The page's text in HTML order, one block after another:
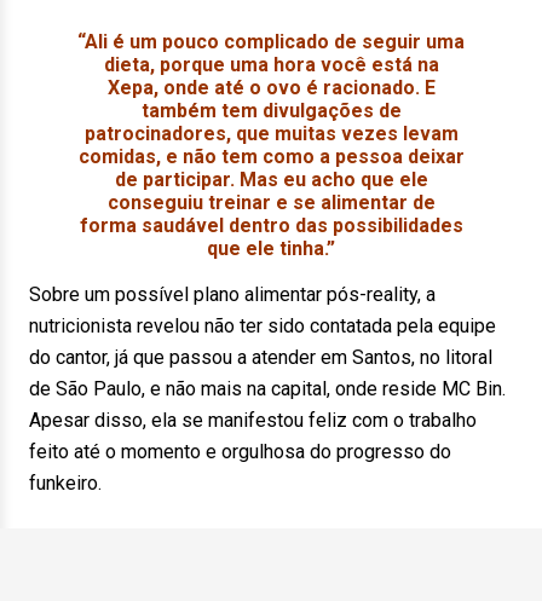
“Ali é um pouco complicado de seguir uma
dieta, porque uma hora você está na
Xepa, onde até o ovo é racionado. E
também tem divulgações de
patrocinadores, que muitas vezes levam
comidas, e não tem como a pessoa deixar
de participar. Mas eu acho que ele
conseguiu treinar e se alimentar de
forma saudável dentro das possibilidades
que ele tinha.”
Sobre um possível plano alimentar pós-reality, a
nutricionista revelou não ter sido contatada pela equipe
do cantor, já que passou a atender em Santos, no litoral
de São Paulo, e não mais na capital, onde reside MC Bin.
Apesar disso, ela se manifestou feliz com o trabalho
feito até o momento e orgulhosa do progresso do
funkeiro.